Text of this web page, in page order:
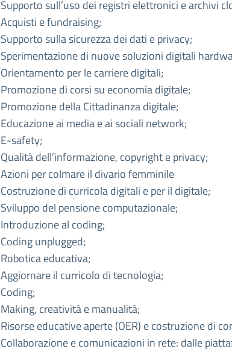
Supporto sull’uso dei registri elettronici e archivi
Acquisti e fundraising;
Supporto sulla sicurezza dei dati e privacy;
Sperimentazione di nuove soluzioni digitali
Orientamento per le carriere digitali;
Promozione di corsi su economia digitale;
Promozione della Cittadinanza digitale;
Educazione ai media e ai sociali network;
E-safety;
Qualità dell’informazione, copyright e privacy;
Azioni per colmare il divario femminile
Costruzione di curricola digitali e per il digitale;
Sviluppo del pensione computazionale;
Introduzione al coding;
Coding unplugged;
Robotica educativa;
Aggiornare il curricolo di tecnologia;
Coding;
Making, creatività e manualità;
Risorse educative aperte (OER) e costruzione di
Collaborazione e comunicazioni in rete: dalle